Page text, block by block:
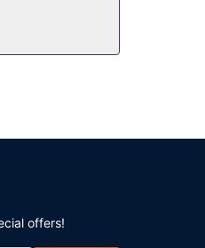
offers!